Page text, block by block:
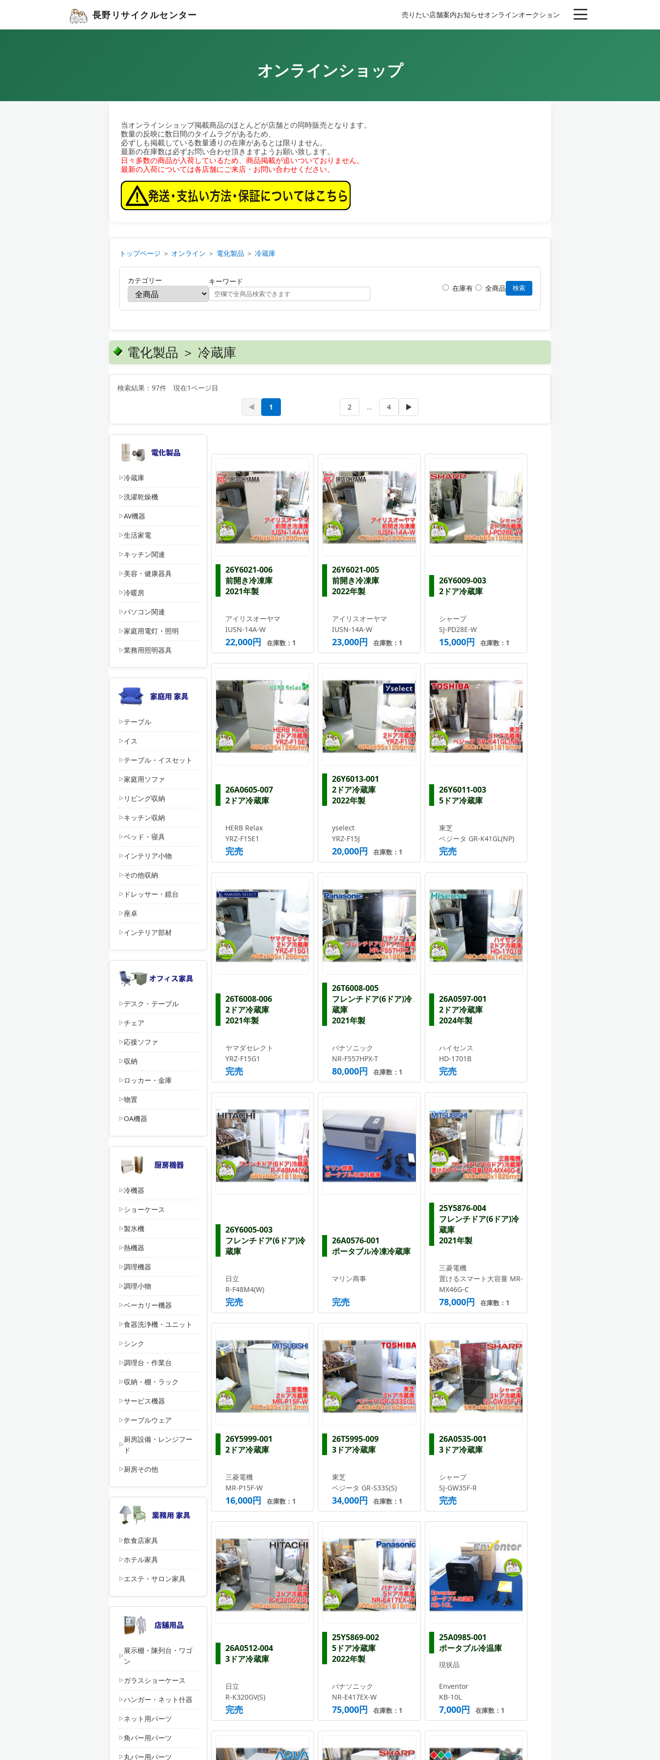
長野リサイクルセンター 売りたい店舗案内お知らせオンラインオークション
オンラインショップ
当オンラインショップ掲載商品のほとんどが店舗との同時販売となります。
数量の反映に数日間のタイムラグがあるため、
必ずしも掲載している数量通りの在庫があるとは限りません。
最新の在庫数は必ずお問い合わせ頂きますようお願い致します。
日々多数の商品が入荷しているため、商品掲載が追いついておりません。
最新の入荷については各店舗にご来店・お問い合わせください。
トップページ ＞ オンライン ＞ 電化製品 ＞ 冷蔵庫
カテゴリー キーワード
在庫有 全商品 検索
電化製品 ＞ 冷蔵庫
検索結果：97件 現在1ページ目
◀ 1 2 … 4 ▶
冷蔵庫
洗濯乾燥機
AV機器
生活家電
キッチン関連
美容・健康器具
冷暖房
パソコン関連
家庭用電灯・照明
業務用照明器具
テーブル
イス
テーブル・イスセット
家庭用ソファ
リビング収納
キッチン収納
ベッド・寝具
インテリア小物
その他収納
ドレッサー・鏡台
座卓
インテリア部材
デスク・テーブル
チェア
応接ソファ
収納
ロッカー・金庫
物置
OA機器
冷機器
ショーケース
製氷機
熱機器
調理機器
調理小物
ベーカリー機器
食器洗浄機・ユニット
シンク
調理台・作業台
収納・棚・ラック
サービス機器
テーブルウェア
厨房設備・レンジフー
ド
厨房その他
飲食店家具
ホテル家具
エステ・サロン家具
展示棚・陳列台・ワゴ
ン
ガラスショーケース
ハンガー・ネット什器
ネット用パーツ
角バー用パーツ
丸バー用パーツ
26Y6021-006
前開き冷凍庫
2021年製
アイリスオーヤマ
IUSN-14A-W
22,000円 在庫数：1
26Y6021-005
前開き冷凍庫
2022年製
アイリスオーヤマ
IUSN-14A-W
23,000円 在庫数：1
26Y6009-003
2ドア冷蔵庫
シャープ
SJ-PD28E-W
15,000円 在庫数：1
26A0605-007
2ドア冷蔵庫
HERB Relax
YRZ-F15E1
完売
26Y6013-001
2ドア冷蔵庫
2022年製
yselect
YRZ-F15J
20,000円 在庫数：1
26Y6011-003
5ドア冷蔵庫
東芝
ベジータ GR-K41GL(NP)
完売
26T6008-006
2ドア冷蔵庫
2021年製
ヤマダセレクト
YRZ-F15G1
完売
26T6008-005
フレンチドア(6ドア)冷
蔵庫
2021年製
パナソニック
NR-F557HPX-T
80,000円 在庫数：1
26A0597-001
2ドア冷蔵庫
2024年製
ハイセンス
HD-1701B
完売
26Y6005-003
フレンチドア(6ドア)冷
蔵庫
日立
R-F48M4(W)
完売
26A0576-001
ポータブル冷凍冷蔵庫
マリン商事
完売
25Y5876-004
フレンチドア(6ドア)冷
蔵庫
2021年製
三菱電機
置けるスマート大容量 MR-
MX46G-C
78,000円 在庫数：1
26Y5999-001
2ドア冷蔵庫
三菱電機
MR-P15F-W
16,000円 在庫数：1
26T5995-009
3ドア冷蔵庫
東芝
ベジータ GR-S33S(S)
34,000円 在庫数：1
26A0535-001
3ドア冷蔵庫
シャープ
SJ-GW35F-R
完売
26A0512-004
3ドア冷蔵庫
日立
R-K320GV(S)
完売
25Y5869-002
5ドア冷蔵庫
2022年製
パナソニック
NR-E417EX-W
75,000円 在庫数：1
25A0985-001
ポータブル冷温庫
現状品
Enventor
KB-10L
7,000円 在庫数：1